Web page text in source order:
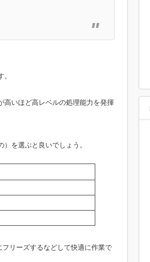
高いほど高レベルの処理能力を発揮
を選ぶと良いでしょう。
リーズするなどして快適に作業で